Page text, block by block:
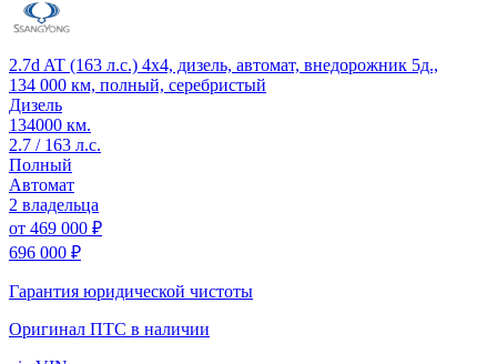
2.7d AT (163 л.с.) 4x4, дизель, автомат, внедорожник 5д.,
134 000 км, полный, серебристый
Дизель
134000 км.
2.7 / 163 л.с.
Полный
Автомат
2 владельца
от 469 000 ₽
696 000 ₽
Гарантия юридической чистоты
Оригинал ПТС в наличии